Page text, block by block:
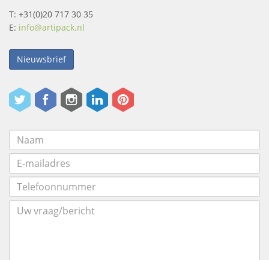
T: +31(0)20 717 30 35
E: info@artipack.nl
Nieuwsbrief